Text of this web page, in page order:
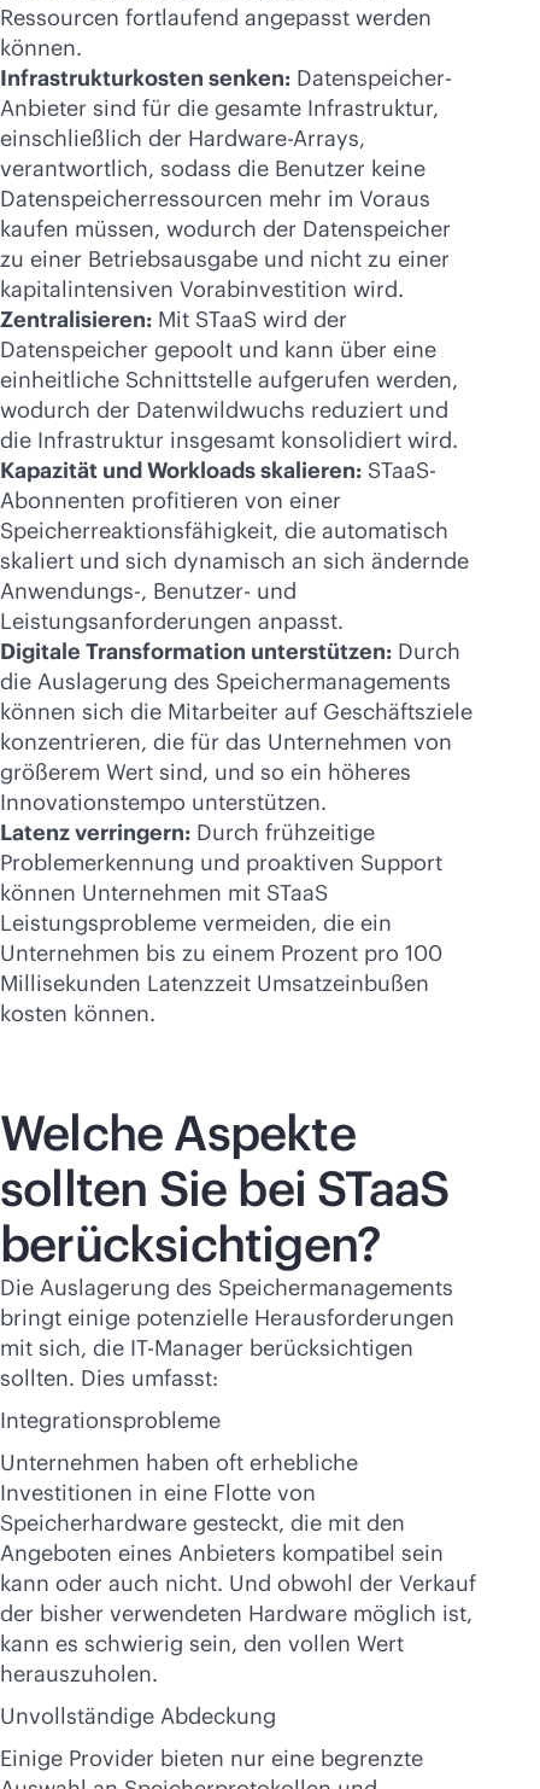
Ressourcen fortlaufend angepasst werden
können.
Infrastrukturkosten senken: Datenspeicher-
Anbieter sind für die gesamte Infrastruktur,
einschließlich der Hardware-Arrays,
verantwortlich, sodass die Benutzer keine
Datenspeicherressourcen mehr im Voraus
kaufen müssen, wodurch der Datenspeicher
zu einer Betriebsausgabe und nicht zu einer
kapitalintensiven Vorabinvestition wird.
Zentralisieren: Mit STaaS wird der
Datenspeicher gepoolt und kann über eine
einheitliche Schnittstelle aufgerufen werden,
wodurch der Datenwildwuchs reduziert und
die Infrastruktur insgesamt konsolidiert wird.
Kapazität und Workloads skalieren: STaaS-
Abonnenten profitieren von einer
Speicherreaktionsfähigkeit, die automatisch
skaliert und sich dynamisch an sich ändernde
Anwendungs-, Benutzer- und
Leistungsanforderungen anpasst.
Digitale Transformation unterstützen: Durch
die Auslagerung des Speichermanagements
können sich die Mitarbeiter auf Geschäftsziele
konzentrieren, die für das Unternehmen von
größerem Wert sind, und so ein höheres
Innovationstempo unterstützen.
Latenz verringern: Durch frühzeitige
Problemerkennung und proaktiven Support
können Unternehmen mit STaaS
Leistungsprobleme vermeiden, die ein
Unternehmen bis zu einem Prozent pro 100
Millisekunden Latenzzeit Umsatzeinbußen
kosten können.
Welche Aspekte
sollten Sie bei STaaS
berücksichtigen?
Die Auslagerung des Speichermanagements
bringt einige potenzielle Herausforderungen
mit sich, die IT-Manager berücksichtigen
sollten. Dies umfasst:
Integrationsprobleme
Unternehmen haben oft erhebliche
Investitionen in eine Flotte von
Speicherhardware gesteckt, die mit den
Angeboten eines Anbieters kompatibel sein
kann oder auch nicht. Und obwohl der Verkauf
der bisher verwendeten Hardware möglich ist,
kann es schwierig sein, den vollen Wert
herauszuholen.
Unvollständige Abdeckung
Einige Provider bieten nur eine begrenzte